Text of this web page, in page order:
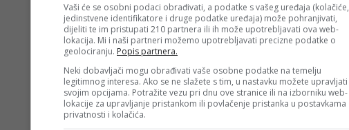
Vaši će se osobni podaci obrađivati, a podatke s vašeg uređaja (kolačiće,
jedinstvene identifikatore i druge podatke uređaja) može pohranjivati,
dijeliti te im pristupati 210 partnera ili ih može upotrebljavati ova web-
lokacija. Mi i naši partneri možemo upotrebljavati precizne podatke o
geolociranju. Popis partnera.
Neki dobavljači mogu obrađivati vaše osobne podatke na temelju
legitimnog interesa. Ako se ne slažete s tim, u nastavku možete upravljati
svojim opcijama. Potražite vezu pri dnu ove stranice ili na izborniku web-
lokacije za upravljanje pristankom ili povlačenje pristanka u postavkama
privatnosti i kolačića.